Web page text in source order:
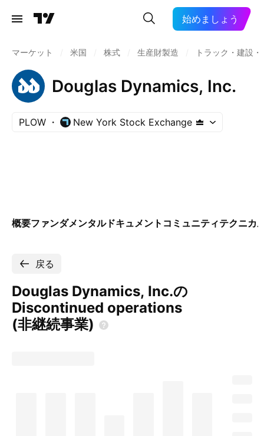
始めましょう
マーケット 米国 株式 生産財製造 トラック・建設
Douglas Dynamics, Inc.
PLOW New York Stock Exchange
概要ファンダメンタルドキュメント コミュニティテクニカ
戻る
Douglas Dynamics, Inc.の
Discontinued operations
(非継続事業)